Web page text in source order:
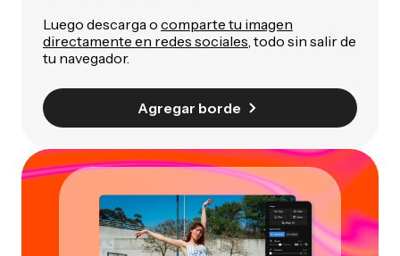
Luego descarga o comparte tu imagen
directamente en redes sociales , todo sin salir de
tu navegador.
Agregar borde